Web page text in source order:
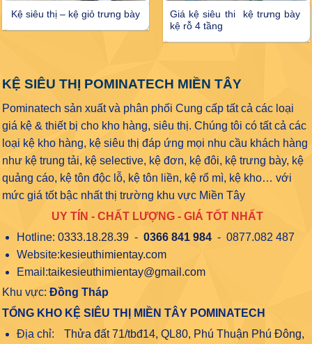
Kệ siêu thị – kệ giỏ trưng bày
Giá kệ siêu thi kệ trưng bày
kệ rỗ 4 tầng
KỆ SIÊU THỊ POMINATECH MIỀN TÂY
Pominatech sản xuất và phân phối Cung cấp tất cả các loại
giá kệ & thiết bị cho kho hàng, siêu thị. Chúng tôi có tất cả các
loại kệ kho hàng, kệ siêu thị đáp ứng mọi nhu cầu khách hàng
như kệ trung tải, kệ selective, kệ đơn, kệ đôi, kệ trưng bày, kệ
quảng cáo, kệ tôn độc lỗ, kệ tôn liền, kệ rổ mì, kệ kho… với
mức giá tốt bậc nhất thị trường khu vực Miền Tây
UY TÍN - CHẤT LƯỢNG - GIÁ TỐT NHẤT
Hotline: 0333.18.28.39- 0366 841 984- 0877.082 487
Website:kesieuthimientay.com
Email:taikesieuthimientay@gmail.com
Khu vực: Đồng Tháp
TỔNG KHO KỆ SIÊU THỊ MIỀN TÂY POMINATECH
Địa chỉ:
Thửa đất 71/tbđ14, QL80, Phú Thuận Phú Đông,